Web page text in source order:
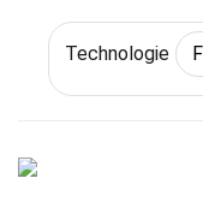
Technologie